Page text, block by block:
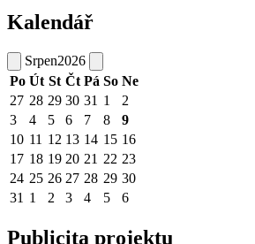
Kalendář
Srpen2026
Po Út St Čt Pá So Ne
27 28 29 30 31 1
2
3
4 5 6 7 8
9
10 11 12 13 14 15 16
17 18 19 20 21 22 23
24 25 26 27 28 29 30
31 1 2 3 4 5 6
Publicita projektu